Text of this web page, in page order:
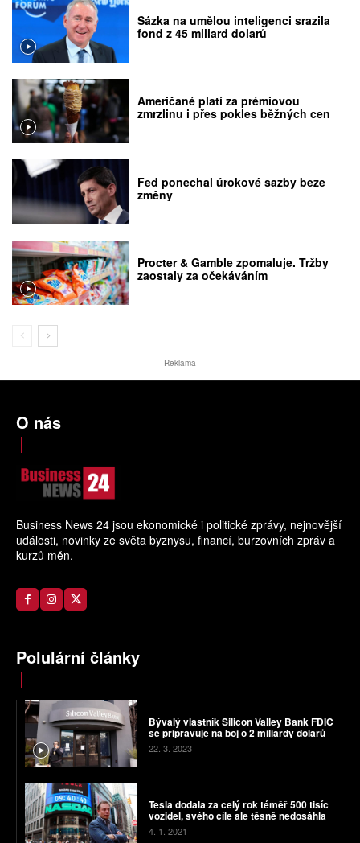
Sázka na umělou inteligenci srazila
fond z 45 miliard dolarů
Američané platí za prémiovou
zmrzlinu i přes pokles běžných cen
Fed ponechal úrokové sazby beze
změny
Procter & Gamble zpomaluje. Tržby
zaostaly za očekáváním
Reklama
O nás
Business News 24 jsou ekonomické i politické zprávy, nejnovější
události, novinky ze světa byznysu, financí, burzovních zpráv a
kurzů měn.
Polulární články
Bývalý vlastník Silicon Valley Bank FDIC
se připravuje na boj o 2 miliardy dolarů
22. 3. 2023
Tesla dodala za celý rok téměř 500 tisíc
vozidel, svého cíle ale těsně nedosáhla
4. 1. 2021